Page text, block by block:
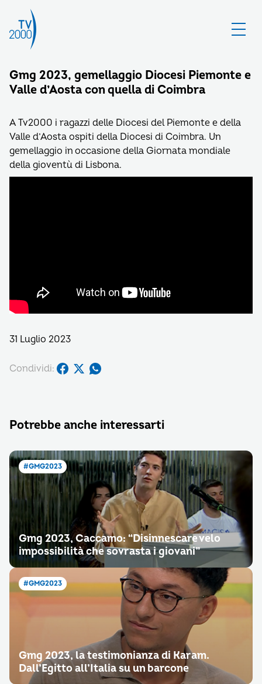
Gmg 2023, gemellaggio Diocesi Piemonte e
Valle d’Aosta con quella di Coimbra
A Tv2000 i ragazzi delle Diocesi del Piemonte e della
Valle d’Aosta ospiti della Diocesi di Coimbra. Un
gemellaggio in occasione della Giornata mondiale
della gioventù di Lisbona.
31 Luglio 2023
Condividi:
Potrebbe anche interessarti
#GMG2023
Gmg 2023, Caccamo: “Disinnescare velo
impossibilità che sovrasta i giovani”
#GMG2023
Gmg 2023, la testimonianza di Karam.
Dall’Egitto all’Italia su un barcone